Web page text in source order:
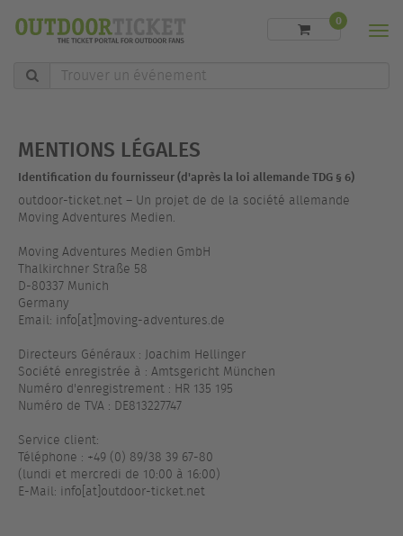
Trouver
0
MENTIONS LÉGALES
Identification du fournisseur (d'après la loi allemande TDG § 6)
outdoor-ticket.net – Un projet de de la société allemande
Moving Adventures Medien.
Moving Adventures Medien GmbH
Thalkirchner Straße 58
D-80337 Munich
Germany
Email: info[at]moving-adventures.de
Directeurs Généraux : Joachim Hellinger
Société enregistrée à : Amtsgericht München
Numéro d'enregistrement : HR 135 195
Numéro de TVA : DE813227747
Service client:
Téléphone : +49 (0) 89/38 39 67-80
(lundi et mercredi de 10:00 à 16:00)
E-Mail: info[at]outdoor-ticket.net